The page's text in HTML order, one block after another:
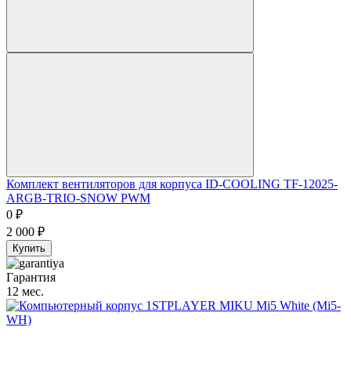
Комплект вентиляторов для корпуса ID-COOLING TF-12025-
ARGB-TRIO-SNOW PWM
0 ₽
2 000 ₽
Купить
Гарантия
12 мес.